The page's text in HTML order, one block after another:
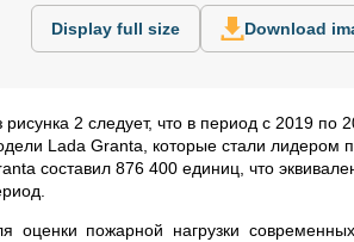
Display full size Download
рисунка 2 следует, что в период с 2019
Lada Granta, которые стали
составил 876 400 единиц, что
оценки пожарной нагрузки